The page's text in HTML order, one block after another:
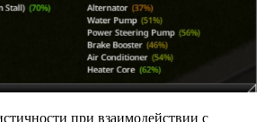
при взаимодействии с